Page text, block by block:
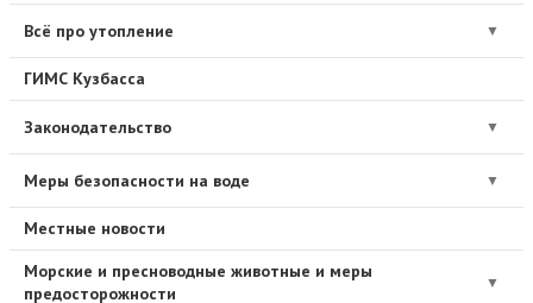
Всё про утопление ▼
ГИМС Кузбасса
Законодательство ▼
Меры безопасности на воде ▼
Местные новости
Морские и пресноводные животные и меры
предосторожности
▼